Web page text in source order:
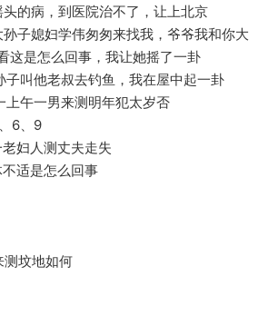
的病，到医院治不了，让上北京
子媳妇学伟匆匆来找我，爷爷我和你大
这是怎么回事，我让她摇了一卦
叫他老叔去钓鱼，我在屋中起一卦
午一男来测明年犯太岁否
6、9
妇人测丈夫走失
适是怎么回事
坟地如何